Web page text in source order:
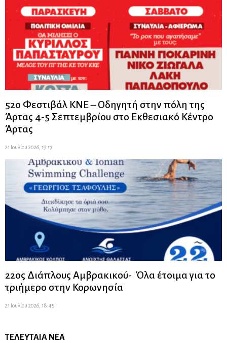
52ο Φεστιβάλ ΚΝΕ – Οδηγητή στην πόλη της
Άρτας 4-5 Σεπτεμβρίου στο Εκθεσιακό Κέντρο
Άρτας
21 Ιουλίου 2026, 19:17
22ος Διάπλους Αμβρακικού- Όλα έτοιμα για το
τριήμερο στην Κορωνησία
21 Ιουλίου 2026, 18:45
ΤΕΛΕΥΤΑΊΑ ΝΈΑ